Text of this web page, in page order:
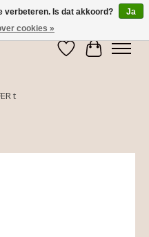
Verlanglijst
t
verbeteren. Is dat akkoord?
Ja
cookies »